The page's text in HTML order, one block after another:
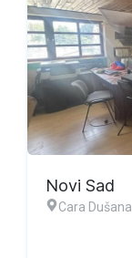
Novi Sad
Cara Dušana